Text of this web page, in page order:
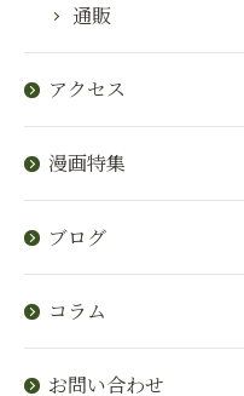
通販
アクセス
漫画特集
ブログ
コラム
お問い合わせ